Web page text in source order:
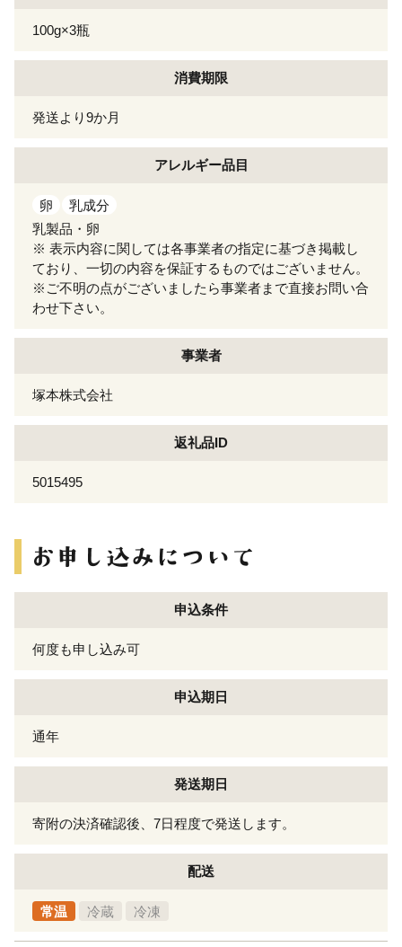
100g×3瓶
消費期限
発送より9か月
アレルギー品目
卵
乳成分
乳製品・卵
※ 表示内容に関しては各事業者の指定に基づき掲載し
ており、一切の内容を保証するものではございません。
※ご不明の点がございましたら事業者まで直接お問い合
わせ下さい。
事業者
塚本株式会社
返礼品ID
5015495
申込条件
何度も申し込み可
申込期日
通年
発送期日
寄附の決済確認後、7日程度で発送します。
配送
常温 冷蔵 冷凍